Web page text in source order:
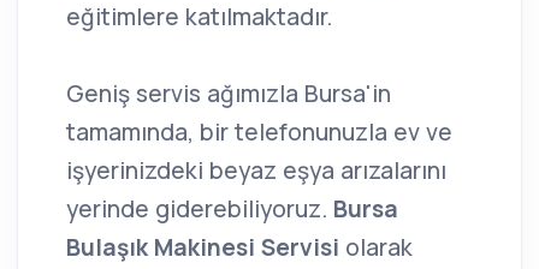
eğitimlere katılmaktadır.
Geniş servis ağımızla Bursa'in
tamamında, bir telefonunuzla ev ve
işyerinizdeki beyaz eşya arızalarını
yerinde giderebiliyoruz. Bursa
Bulaşık Makinesi Servisi olarak